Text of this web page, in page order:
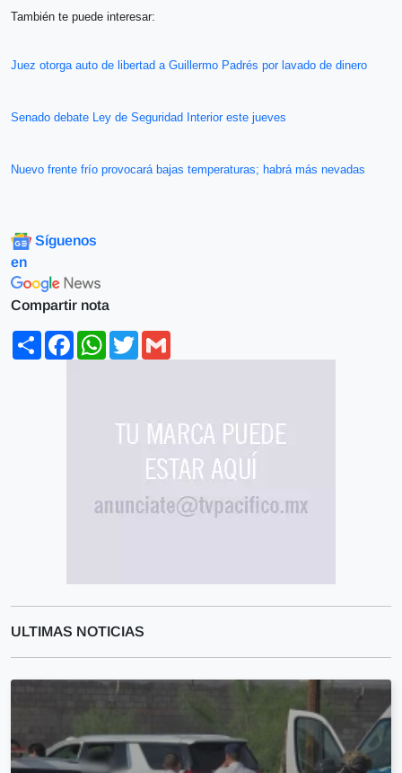
También te puede interesar:
Juez otorga auto de libertad a Guillermo Padrés por lavado de dinero
Senado debate Ley de Seguridad Interior este jueves
Nuevo frente frío provocará bajas temperaturas; habrá más nevadas
Síguenos
en
Compartir nota
ShareFacebookWhatsApp
Twitter
ULTIMAS NOTICIAS